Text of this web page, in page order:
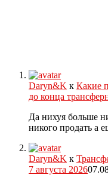
Daryn&K к Какие
до конца
Да нихуя больше
никого продать а
Daryn&K к
7 августа 2026